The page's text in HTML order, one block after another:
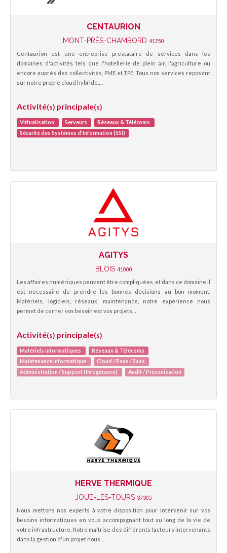
CENTAURION
MONT-PRÈS-CHAMBORD 41250
Centaurion est une entreprise prestataire de services dans les
domaines d'activités tels que l'hotellerie de plein air, l'agriculture ou
encore auprès des collectivités, PME et TPE. Tous nos services reposent
sur notre propre cloud hybride.…
Activité(s) principale(s)
Virtualisation Serveurs
Réseaux & Télécoms
Sécurité des Systèmes d'Information (SSI)
AGITYS
BLOIS 41000
Les affaires numériques peuvent être compliquées, et dans ce domaine il
est nécessaire de prendre les bonnes décisions au bon moment.
Matériels, logiciels, réseaux, maintenance, notre expérience nous
permet de cerner vos besoin est vos projets…
Activité(s) principale(s)
Matériels informatiques
Réseaux & Télécoms
Maintenance informatique
Cloud / Paas / Saas
Administration / Support (Infogérance)
Audit / Préconisation
HERVE THERMIQUE
JOUE-LES-TOURS 37305
Nous mettons nos experts à votre disposition pour intervenir sur vos
besoins informatiques en vous accompagnant tout au long de la vie de
votre infrastructure. Notre maîtrise des différents facteurs intervenants
dans la gestion d'un projet nous…